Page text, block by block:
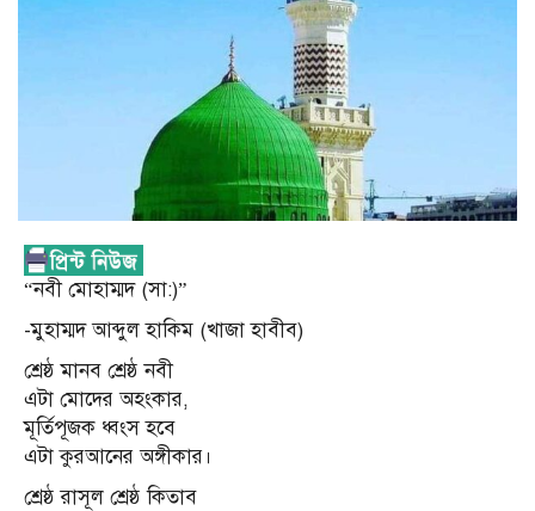
“নবী মোহাম্মদ (সা:)”
-মুহাম্মদ আব্দুল হাকিম (খাজা হাবীব)
শ্রেষ্ঠ মানব শ্রেষ্ঠ নবী
এটা মোদের অহংকার,
মূর্তিপূজক ধ্বংস হবে
এটা কুরআনের অঙ্গীকার।
শ্রেষ্ঠ রাসূল শ্রেষ্ঠ কিতাব